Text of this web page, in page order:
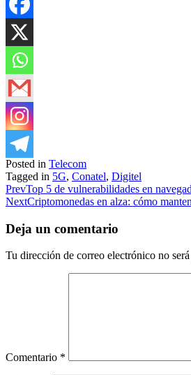
Posted in Telecom
Tagged in 5G, Conatel, Digitel
PrevTop 5 de vulnerabilidades en
NextCriptomonedas en alza: cómo
Deja un comentario
Tu dirección de correo electrónico no
Comentario *